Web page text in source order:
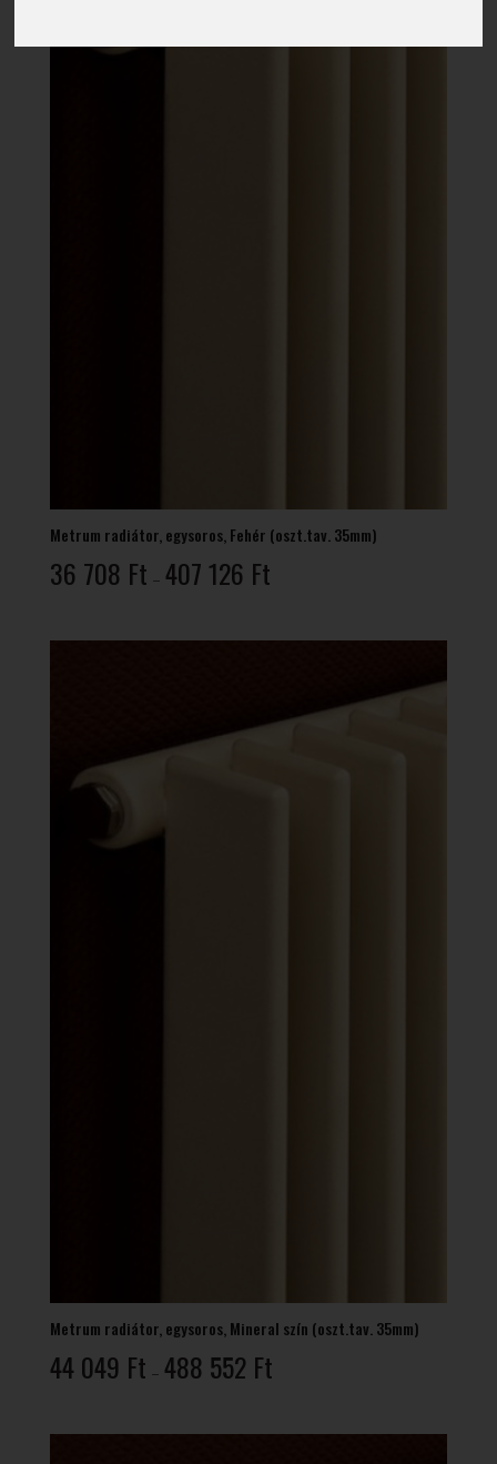
Metrum radiátor, egysoros, Fehér (oszt.tav. 35mm)
36 708 Ft – 407 126 Ft36
-
Metrum radiátor, egysoros, Mineral szín (oszt.tav. 35mm)
44 049 Ft – 488 552 Ft44
-